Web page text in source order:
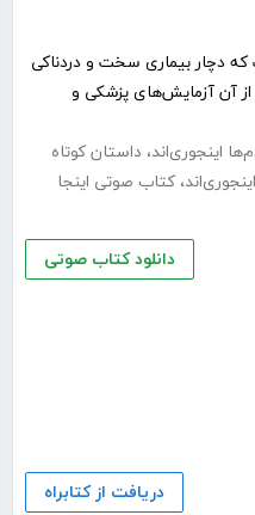
که دچار بیماری سخت و دردناکی
آن آزمایش‌های پزشکی و
اینجوری‌اند، داستان کوتاه
، کتاب صوتی اینجا
دانلود کتاب صوتی
دریافت از کتابراه